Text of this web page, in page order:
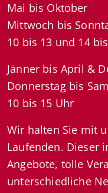
Mai bis Oktober
Mittwoch bis
10 bis 13 und 14
Jänner bis April &
Donnerstag bis
10 bis 15 Uhr
Wir halten Sie mit
Laufenden. Dieser
Angebote, tolle
unterschiedliche